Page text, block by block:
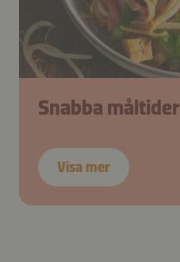
Snabba måltider
Visa mer